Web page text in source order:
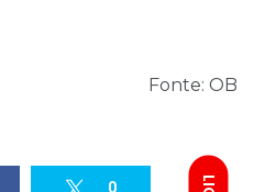
Fonte: OB
0